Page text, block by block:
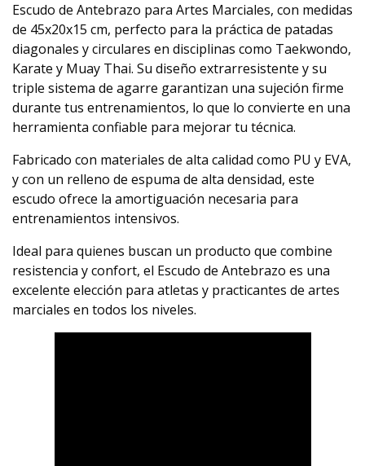
Escudo de Antebrazo para Artes Marciales, con medidas
de 45x20x15 cm, perfecto para la práctica de patadas
diagonales y circulares en disciplinas como Taekwondo,
Karate y Muay Thai. Su diseño extrarresistente y su
triple sistema de agarre garantizan una sujeción firme
durante tus entrenamientos, lo que lo convierte en una
herramienta confiable para mejorar tu técnica.
Fabricado con materiales de alta calidad como PU y EVA,
y con un relleno de espuma de alta densidad, este
escudo ofrece la amortiguación necesaria para
entrenamientos intensivos.
Ideal para quienes buscan un producto que combine
resistencia y confort, el Escudo de Antebrazo es una
excelente elección para atletas y practicantes de artes
marciales en todos los niveles.